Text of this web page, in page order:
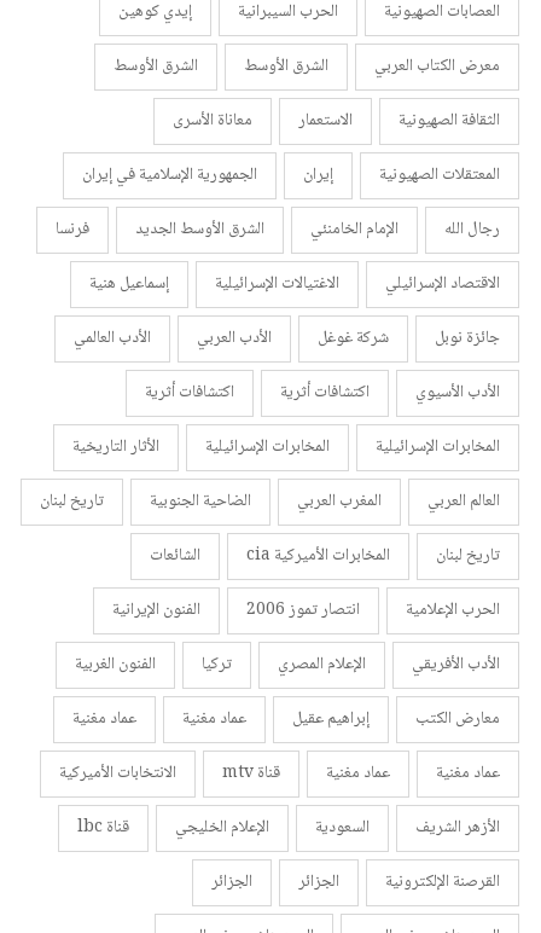
العصابات الصهيونية
الحرب السيبرانية
إيدي كوهين
معرض الكتاب العربي
الشرق الأوسط
الشرق الأوسط
الثقافة الصهيونية
الاستعمار
معاناة الأسرى
المعتقلات الصهيونية
إيران
الجمهورية الإسلامية في إيران
رجال الله
الإمام الخامنئي الشرق الأوسط الجديد
فرنسا
الاقتصاد الإسرائيلي
الاغتيالات الإسرائيلية
إسماعيل هنية
جائزة نوبل
شركة غوغل الأدب العربي
الأدب العالمي
الأدب الأسيوي
اكتشافات أثرية
اكتشافات أثرية
المخابرات الإسرائيلية
المخابرات الإسرائيلية
الأثار التاريخية
العالم العربي
المغرب العربي الضاحية الجنوبية
تاريخ لبنان
تاريخ لبنان
المخابرات الأميركية cia
الشائعات
الحرب الإعلامية
انتصار تموز 2006
الفنون الإيرانية
الأدب الأفريقي
الإعلام المصري تركيا
الفنون الغربية
معارض الكتب
إبراهيم عقيل عماد مغنية
عماد مغنية
عماد مغنية
عماد مغنية قناة mtv
الانتخابات الأميركية
الأزهر الشريف
السعودية الإعلام الخليجي
قناة lbc
القرصنة الإلكترونية
الجزائر
الجزائر